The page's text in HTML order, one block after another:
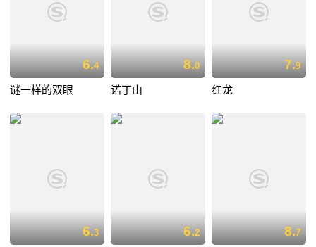
6.4
谜一样的双眼
8.0
诺丁山
7.9
红龙
6.3 6.2 8.7